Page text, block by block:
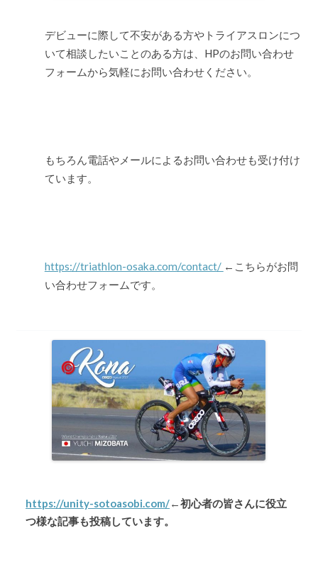
デビューに際して不安がある方やトライアスロンにつ
いて相談したいことのある方は、HPのお問い合わせ
フォームから気軽にお問い合わせください。
もちろん電話やメールによるお問い合わせも受け付け
ています。
https://triathlon-osaka.com/contact/ ←こちらがお問
い合わせフォームです。
https://unity-sotoasobi.com/←初心者の皆さんに役立
つ様な記事も投稿しています。